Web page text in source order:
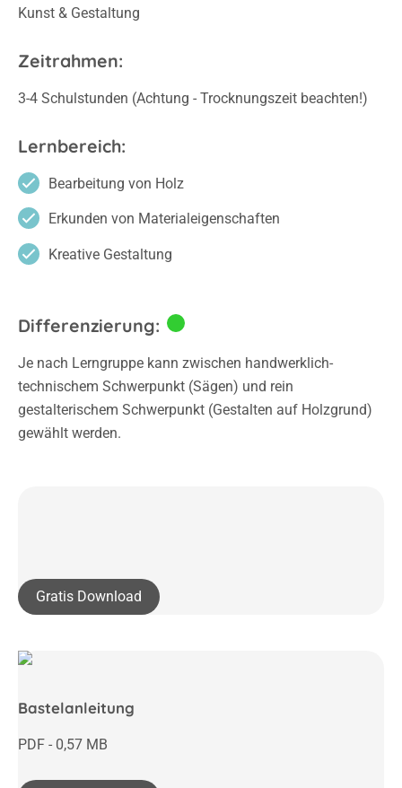
Kunst & Gestaltung
Zeitrahmen:
3-4 Schulstunden (Achtung - Trocknungszeit beachten!)
Lernbereich:
Bearbeitung von Holz
Erkunden von Materialeigenschaften
Kreative Gestaltung
Differenzierung:
Je nach Lerngruppe kann zwischen handwerklich-
technischem Schwerpunkt (Sägen) und rein
gestalterischem Schwerpunkt (Gestalten auf Holzgrund)
gewählt werden.
Gratis Download
Bastelanleitung
PDF - 0,57 MB